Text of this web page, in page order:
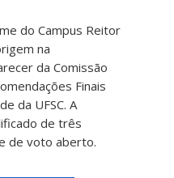
do Campus Reitor
na
da Comissão
Finais
da UFSC. A
de três
de voto aberto.